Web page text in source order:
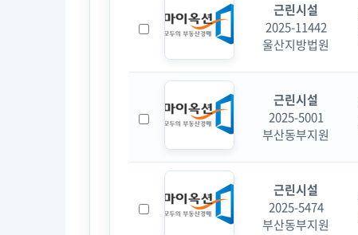
근린시설
2025-11442
울산지방법원
근린시설
2025-5001
부산동부지원
근린시설
2025-5474
부산동부지원